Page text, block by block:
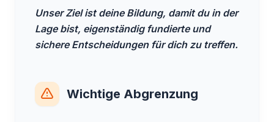
Unser Ziel ist deine Bildung, damit du in der
Lage bist, eigenständig fundierte und
sichere Entscheidungen für dich zu treffen.
Wichtige Abgrenzung